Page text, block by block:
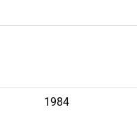
1984